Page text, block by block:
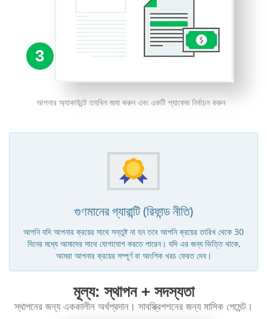
3
আপনার অ্যাকাউন্টে তহবিল জমা করুন এবং একটি প্যাকেজ নির্বাচন করুন
গুণমানের গ্যারান্টি (রিফান্ড নীতি)
আপনি যদি আপনার ক্রয়ের সাথে সন্তুষ্ট না হন তবে আপনি ক্রয়ের তারিখ থেকে 30
দিনের মধ্যে আমাদের সাথে যোগাযোগ করতে পারেন। যদি এর জন্য ভিত্তি থাকে,
আমরা আপনার ক্রয়ের সম্পূর্ণ বা আংশিক খরচ ফেরত দেব।
মূল্য: স্থাপন + সদস্যতা
স্থাপনের জন্য এককালীন অর্থপ্রদান। সাবস্ক্রিপশনের জন্য মাসিক পেমেন্ট।